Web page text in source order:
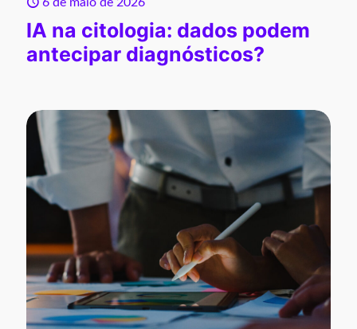
6 de maio de 2026
IA na citologia: dados podem
antecipar diagnósticos?